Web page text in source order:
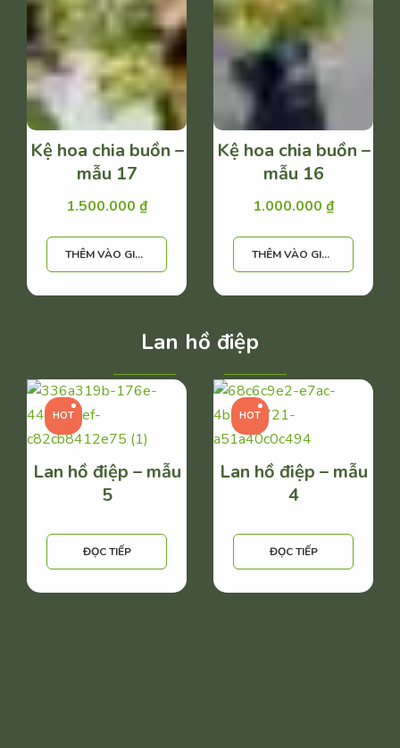
Kệ hoa chia buồn –
mẫu 17
1.500.000 ₫
THÊM VÀO GIỎ HÀNG
Kệ hoa chia buồn –
mẫu 16
1.000.000 ₫
THÊM VÀO GIỎ HÀNG
Lan hồ điệp
HOT
Lan hồ điệp – mẫu
5
ĐỌC TIẾP
HOT
Lan hồ điệp – mẫu
4
ĐỌC TIẾP